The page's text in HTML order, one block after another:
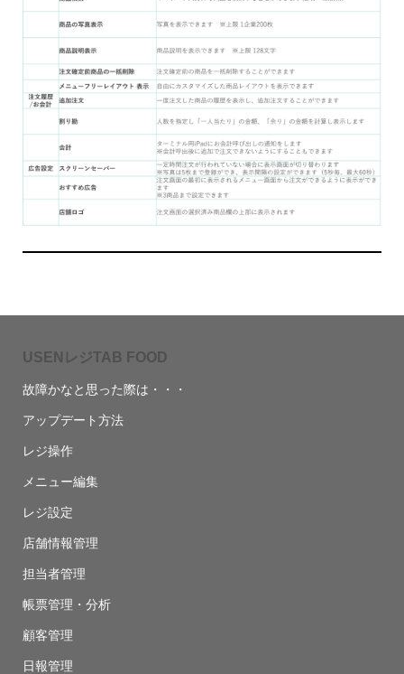
USENレジTAB FOOD
故障かなと思った際は・・・
アップデート方法
レジ操作
メニュー編集
レジ設定
店舗情報管理
担当者管理
帳票管理・分析
顧客管理
日報管理